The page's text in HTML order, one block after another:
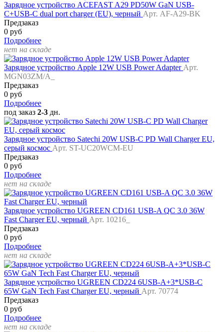
Зарядное устройство ACEFAST A29 PD50W GaN USB-
C+USB-C dual port charger (EU), черный Арт. AF-A29-BK
Предзаказ
0 руб
Подробнее
нет на складе
Зарядное устройство Apple 12W USB Power AdapterАрт.
MGN03ZM/A_
Предзаказ
0 руб
Подробнее
под заказ 2-3 дн.
Зарядное устройство Satechi 20W USB-C PD Wall Charger EU,
серый космос Арт. ST-UC20WCM-EU
Предзаказ
0 руб
Подробнее
нет на складе
Зарядное устройство UGREEN CD161 USB-A QC 3.0 36W
Fast Charger EU, черный Арт. 10216_
Предзаказ
0 руб
Подробнее
нет на складе
Зарядное устройство UGREEN CD224 6USB-A+3*USB-C
65W GaN Tech Fast Charger EU, черный Арт. 70774
Предзаказ
0 руб
Подробнее
нет на складе